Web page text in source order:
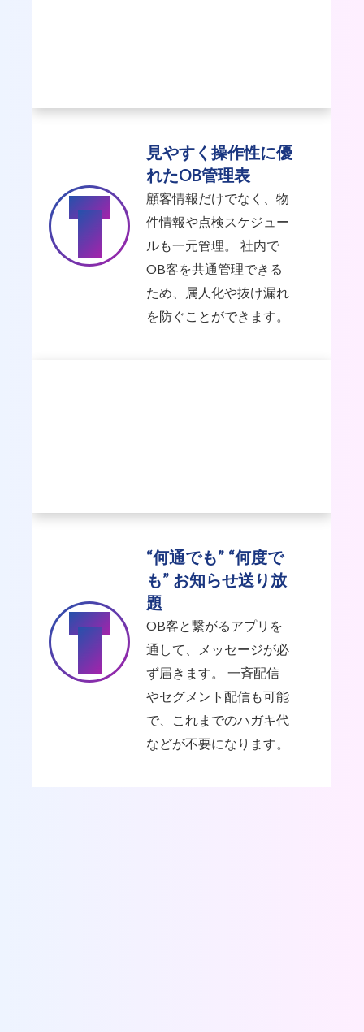
Point
2
見やすく操作性に優
れたOB管理表
顧客情報だけでなく、物
件情報や点検スケジュー
ルも一元管理。 社内で
OB客を共通管理できる
ため、属人化や抜け漏れ
を防ぐことができます。
Point
3
“何通でも” “何度で
も” お知らせ送り放
題
OB客と繋がるアプリを
通して、メッセージが必
ず届きます。 一斉配信
やセグメント配信も可能
で、これまでのハガキ代
などが不要になります。